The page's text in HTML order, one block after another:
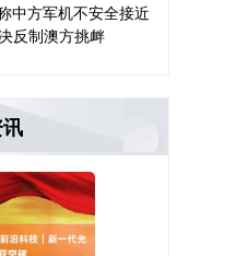
中方军机不安全接近
反制澳方挑衅